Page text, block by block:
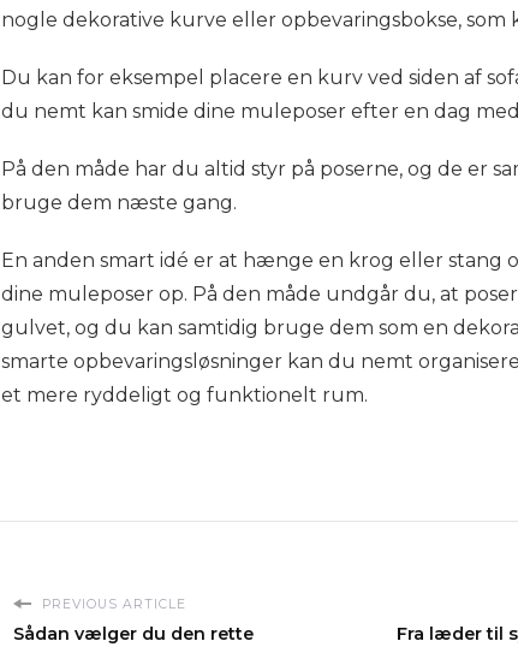
nogle dekorative kurve eller opbevaringsbokse, som
Du kan for eksempel placere en kurv ved siden af
du nemt kan smide dine muleposer efter en dag
På den måde har du altid styr på poserne, og de er
bruge dem næste gang.
En anden smart idé er at hænge en krog eller
dine muleposer op. På den måde undgår du, at
gulvet, og du kan samtidig bruge dem som en
smarte opbevaringsløsninger kan du nemt
et mere ryddeligt og funktionelt rum.
PREVIOUS ARTICLE
Sådan vælger du den rette Fra læder til